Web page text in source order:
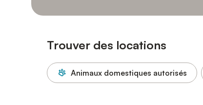
Trouver des locations
Animaux domestiques autorisés